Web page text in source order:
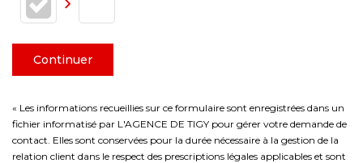
Continuer
« Les informations recueillies sur ce formulaire sont enregistrées dans un
fichier informatisé par L'AGENCE DE TIGY pour gérer votre demande de
contact. Elles sont conservées pour la durée nécessaire à la gestion de la
relation client dans le respect des prescriptions légales applicables et sont